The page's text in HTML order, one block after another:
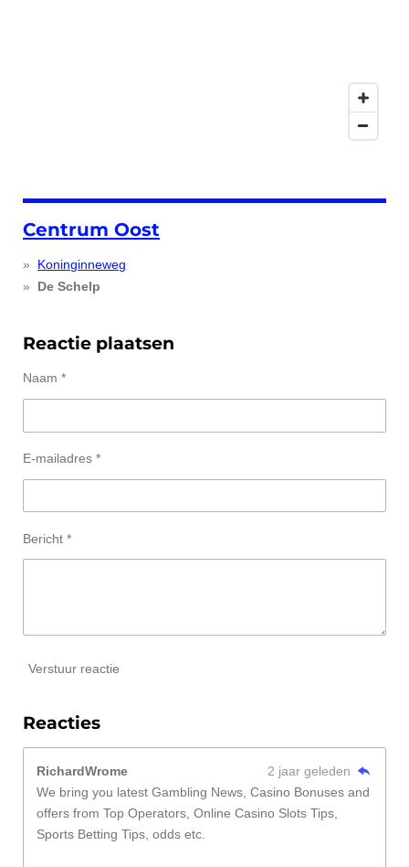
Centrum Oost
Koninginneweg
De Schelp
Reactie plaatsen
Naam *
E-mailadres *
Bericht *
Verstuur reactie
Reacties
RichardWrome
2 jaar geleden
We bring you latest Gambling News, Casino Bonuses and
offers from Top Operators, Online Casino Slots Tips,
Sports Betting Tips, odds etc.